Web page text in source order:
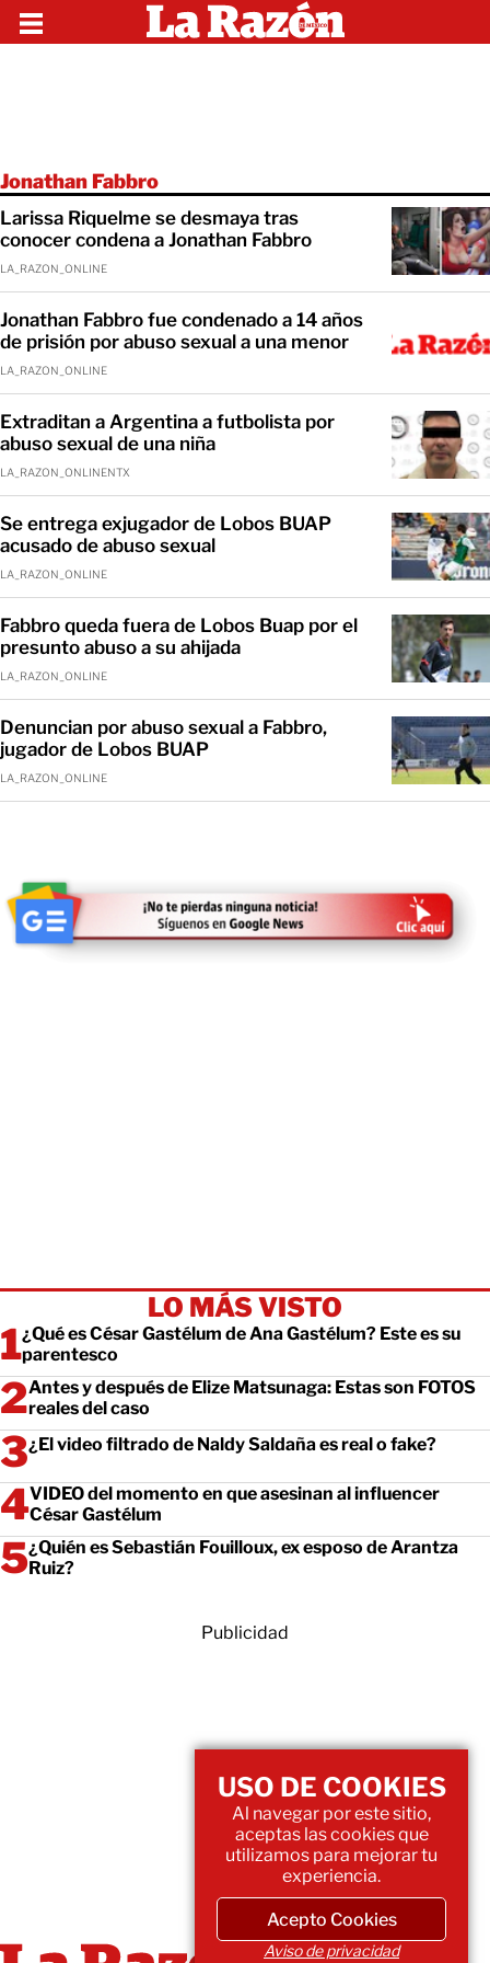
Jonathan Fabbro
Larissa Riquelme se desmaya tras
conocer condena a Jonathan Fabbro
LA_RAZON_ONLINE
Jonathan Fabbro fue condenado a 14 años
de prisión por abuso sexual a una menor
LA_RAZON_ONLINE
Extraditan a Argentina a futbolista por
abuso sexual de una niña
LA_RAZON_ONLINENTX
Se entrega exjugador de Lobos BUAP
acusado de abuso sexual
LA_RAZON_ONLINE
Fabbro queda fuera de Lobos Buap por el
presunto abuso a su ahijada
LA_RAZON_ONLINE
Denuncian por abuso sexual a Fabbro‬,
jugador de Lobos BUAP
LA_RAZON_ONLINE
LO MÁS VISTO
¿Qué es César Gastélum de Ana Gastélum? Este es su
parentesco
Antes y después de Elize Matsunaga: Estas son FOTOS
reales del caso
¿El video filtrado de Naldy Saldaña es real o fake?
VIDEO del momento en que asesinan al influencer
César Gastélum
¿Quién es Sebastián Fouilloux, ex esposo de Arantza
Ruiz?
Publicidad
USO DE COOKIES
Al navegar por este sitio,
aceptas las cookies que
utilizamos para mejorar tu
experiencia.
Acepto Cookies
Aviso de privacidad